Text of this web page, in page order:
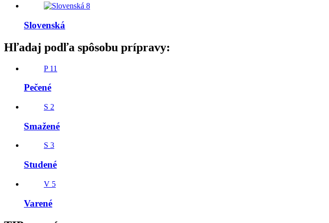
8
Slovenská
Hľadaj podľa spôsobu prípravy:
P 11
Pečené
S 2
Smažené
S 3
Studené
V 5
Varené